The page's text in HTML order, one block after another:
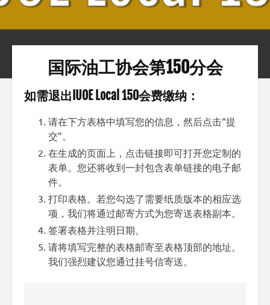
国际油工协会第150分会
如需退出IUOE Local 150会费缴纳：
请在下方表格中填写您的信息，然后点击“提
交”。
在生成的页面上，点击链接即可打开您定制的
表单。您还将收到一封包含表单链接的电子邮
件。
打印表格。若您勾选了需要纸质版本的相应选
项，我们将通过邮寄方式为您寄送表格副本。
签署表格并注明日期。
请将填写完整的表格邮寄至表格顶部的地址。
我们强烈建议您通过挂号信寄送。